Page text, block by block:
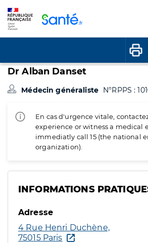
Dr Alban Danset
Médecin généraliste N°RPPS :
En cas d'urgence vitale,
experience or witness a medical
immediatly call 15 (the national
organization).
INFORMATIONS
Adresse
4 Rue Henri Duchène,
75015 Paris